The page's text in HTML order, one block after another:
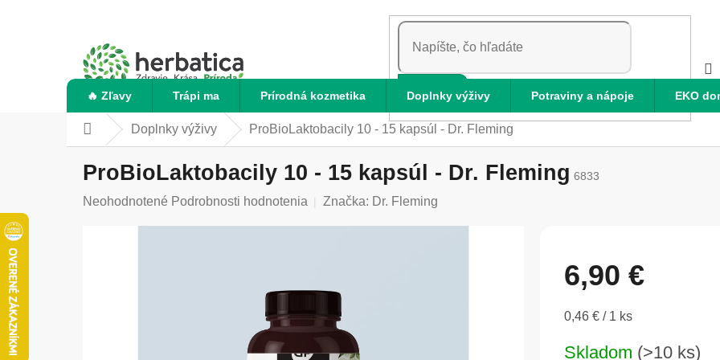
HĽADAŤ
🔥 Zľavy Trápi ma Prírodná kozmetika Doplnky výživy Potraviny a nápoje EKO
DomovDoplnky výživy ProBioLaktobacily 10 - 15 kapsúl - Dr. Fleming
ProBioLaktobacily 10 - 15 kapsúl - Dr. Fleming 6833
Priemerné
Neohodnotené Podrobnosti hodnotenia Značka: Dr. Fleming
6,90 €
Jednotková
0,46 € / 1 ks
Skladom (>10 ks)